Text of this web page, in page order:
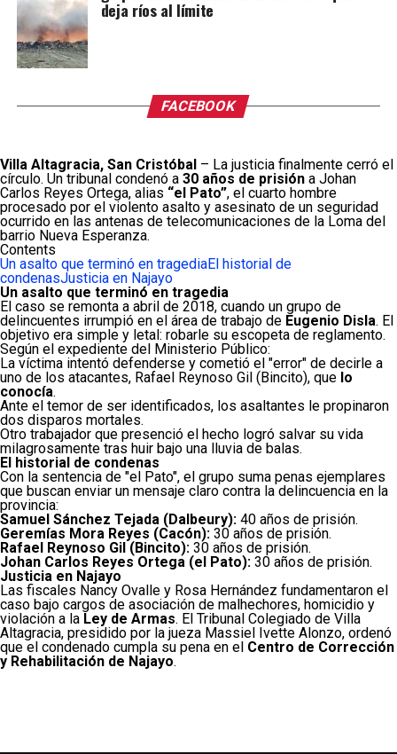
deja ríos al límite
FACEBOOK
Villa Altagracia, San Cristóbal – La justicia finalmente cerró el
círculo. Un tribunal condenó a 30 años de prisión a Johan
Carlos Reyes Ortega, alias “el Pato”, el cuarto hombre
procesado por el violento asalto y asesinato de un seguridad
ocurrido en las antenas de telecomunicaciones de la Loma del
barrio Nueva Esperanza.
Contents
Un asalto que terminó en tragediaEl historial de
condenasJusticia en Najayo
Un asalto que terminó en tragedia
El caso se remonta a abril de 2018, cuando un grupo de
delincuentes irrumpió en el área de trabajo de Eugenio Disla. El
objetivo era simple y letal: robarle su escopeta de reglamento.
Según el expediente del Ministerio Público:
La víctima intentó defenderse y cometió el "error" de decirle a
uno de los atacantes, Rafael Reynoso Gil (Bincito), que lo
conocía.
Ante el temor de ser identificados, los asaltantes le propinaron
dos disparos mortales.
Otro trabajador que presenció el hecho logró salvar su vida
milagrosamente tras huir bajo una lluvia de balas.
El historial de condenas
Con la sentencia de "el Pato", el grupo suma penas ejemplares
que buscan enviar un mensaje claro contra la delincuencia en la
provincia:
Samuel Sánchez Tejada (Dalbeury): 40 años de prisión.
Geremías Mora Reyes (Cacón): 30 años de prisión.
Rafael Reynoso Gil (Bincito): 30 años de prisión.
Johan Carlos Reyes Ortega (el Pato): 30 años de prisión.
Justicia en Najayo
Las fiscales Nancy Ovalle y Rosa Hernández fundamentaron el
caso bajo cargos de asociación de malhechores, homicidio y
violación a la Ley de Armas. El Tribunal Colegiado de Villa
Altagracia, presidido por la jueza Massiel Ivette Alonzo, ordenó
que el condenado cumpla su pena en el Centro de Corrección
y Rehabilitación de Najayo.